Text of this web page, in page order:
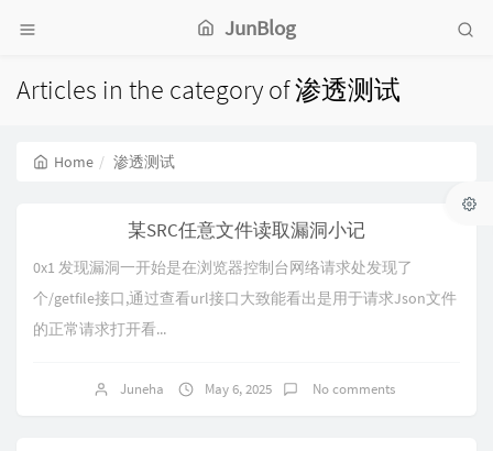
JunBlog
Articles in the category of 渗透测试
Home 渗透测试
某SRC任意文件读取漏洞小记
0x1 发现漏洞一开始是在浏览器控制台网络请求处发现了
个/getfile接口,通过查看url接口大致能看出是用于请求Json文件
的正常请求打开看...
Juneha May 6, 2025 No comments